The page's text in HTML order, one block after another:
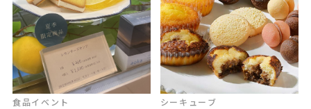
食品イベント
シーキューブ